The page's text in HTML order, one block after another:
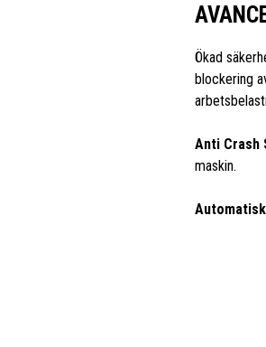
Ökad
blockering
Anti Crash
maskin.